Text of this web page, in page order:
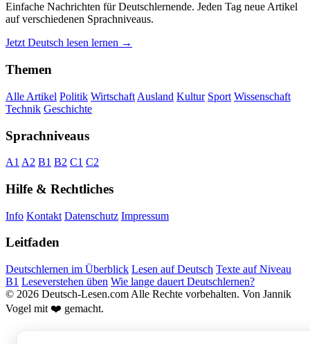
Einfache Nachrichten für Deutschlernende. Jeden Tag neue Artikel
auf verschiedenen Sprachniveaus.
Jetzt Deutsch lesen lernen →
Themen
Alle Artikel Politik Wirtschaft Ausland Kultur Sport Wissenschaft
Technik Geschichte
Sprachniveaus
A1 A2 B1 B2 C1 C2
Hilfe & Rechtliches
Info Kontakt Datenschutz Impressum
Leitfaden
Deutschlernen im Überblick Lesen auf Deutsch Texte auf Niveau
B1 Leseverstehen üben Wie lange dauert Deutschlernen?
© 2026 Deutsch-Lesen.com Alle Rechte vorbehalten. Von Jannik
Vogel mit ❤️ gemacht.